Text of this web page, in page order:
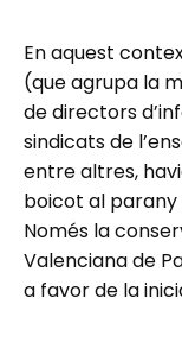
En aquest
(que agrupa la
de directors
sindicats de
entre altres,
boicot al
Només la
Valenciana de
a favor de la